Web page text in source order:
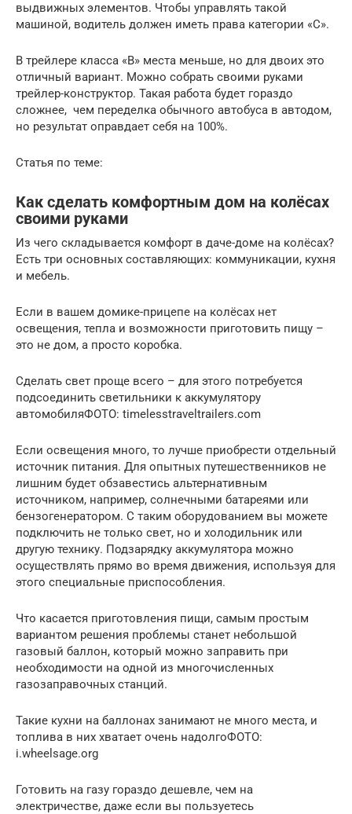
выдвижных элементов. Чтобы управлять такой
машиной, водитель должен иметь права категории «С».
В трейлере класса «В» места меньше, но для двоих это
отличный вариант. Можно собрать своими руками
трейлер-конструктор. Такая работа будет гораздо
сложнее, чем переделка обычного автобуса в автодом,
но результат оправдает себя на 100%.
Статья по теме:
Как сделать комфортным дом на колёсах
своими руками
Из чего складывается комфорт в даче-доме на колёсах?
Есть три основных составляющих: коммуникации, кухня
и мебель.
Если в вашем домике-прицепе на колёсах нет
освещения, тепла и возможности приготовить пищу –
это не дом, а просто коробка.
Сделать свет проще всего – для этого потребуется
подсоединить светильники к аккумулятору
автомобиляФОТО: timelesstraveltrailers.com
Если освещения много, то лучше приобрести отдельный
источник питания. Для опытных путешественников не
лишним будет обзавестись альтернативным
источником, например, солнечными батареями или
бензогенератором. С таким оборудованием вы можете
подключить не только свет, но и холодильник или
другую технику. Подзарядку аккумулятора можно
осуществлять прямо во время движения, используя для
этого специальные приспособления.
Что касается приготовления пищи, самым простым
вариантом решения проблемы станет небольшой
газовый баллон, который можно заправить при
необходимости на одной из многочисленных
газозаправочных станций.
Такие кухни на баллонах занимают не много места, и
топлива в них хватает очень надолгоФОТО:
i.wheelsage.org
Готовить на газу гораздо дешевле, чем на
электричестве, даже если вы пользуетесь